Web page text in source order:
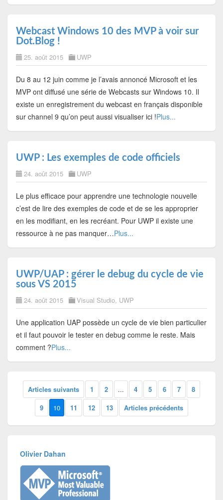
Webcast Windows 10 des MVP à voir sur
Dot.Blog !
25. août 2015 UWP
Du 8 au 12 juin comme je l’avais annoncé Microsoft et les
MVP ont diffusé une série de Webcasts sur Windows 10. Il
existe un enregistrement du webcast en français disponible
sur channel 9 qu’on peut aussi visualiser ici !Plus...
UWP : Les exemples de code officiels
24. août 2015 UWP
Le plus efficace pour apprendre une technologie nouvelle
c’est de lire des exemples de code et de se les approprier
en les modifiant, en les recréant. Pour UWP il existe une
ressource à ne pas manquer…Plus...
UWP/UAP : gérer le debug du cycle de vie
sous VS 2015
24. août 2015 Visual Studio, UWP
Une application UAP possède un cycle de vie bien particulier
et il faut pouvoir le tester en debug comme le reste. Mais
comment ?Plus...
Articles suivants 1 2 ... 4 5 6 7
8
9
10 11 12 13 Articles précédents
Olivier Dahan